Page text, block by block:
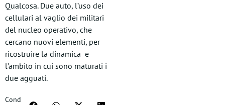
Qualcosa. Due auto, l’uso dei
cellulari al vaglio dei militari
del nucleo operativo, che
cercano nuovi elementi, per
ricostruire la dinamica e
l’ambito in cui sono maturati i
due agguati.
Cond